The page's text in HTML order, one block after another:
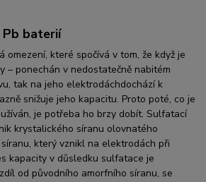
baterií
omezení, které spočívá v tom, že když je
– ponechán v nedostatečně nabitém
tak na jeho elektrodáchdochází k
snižuje jeho kapacitu. Proto poté, co je
je potřeba ho brzy dobít. Sulfatací
krystalického síranu olovnatého
síranu, který vznikl na elektrodách při
kapacity v důsledku sulfatace je
od původního amorfního síranu, se